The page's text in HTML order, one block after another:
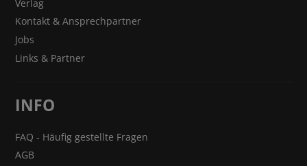
Verlag
Kontakt & Ansprechpartner
Jobs
Links & Partner
INFO
FAQ - Häufig gestellte Fragen
AGB